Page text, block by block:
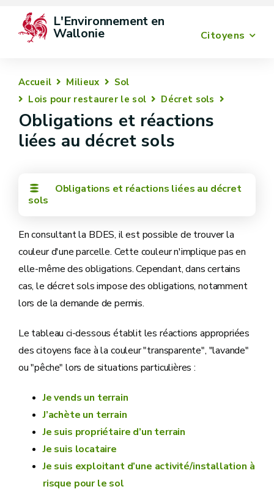
Citoyens
L'Environnement en
Wallonie
Accueil Milieux
Sol
Lois pour restaurer le sol
Décret sols
Obligations et réactions
liées au décret sols
Obligations et réactions liées au décret
sols
En consultant la BDES, il est possible de trouver la
couleur d'une parcelle. Cette couleur n'implique pas en
elle-même des obligations. Cependant, dans certains
cas, le décret sols impose des obligations, notamment
lors de la demande de permis.
Le tableau ci-dessous établit les réactions appropriées
des citoyens face à la couleur "transparente", "lavande"
ou "pêche" lors de situations particulières :
Je vends un terrain
J’achète un terrain
Je suis propriétaire d’un terrain
Je suis locataire
Je suis exploitant d’une activité/installation à
risque pour le sol